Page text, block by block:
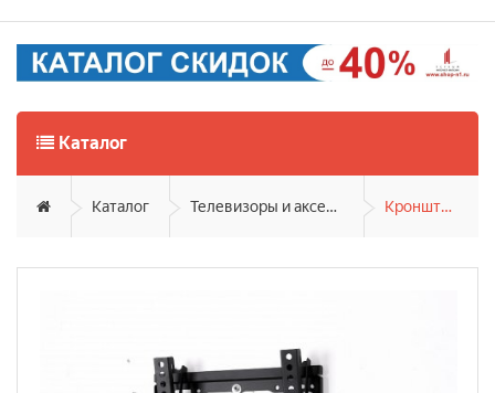
Каталог
Каталог Телевизоры и аксессуары Кронштейны